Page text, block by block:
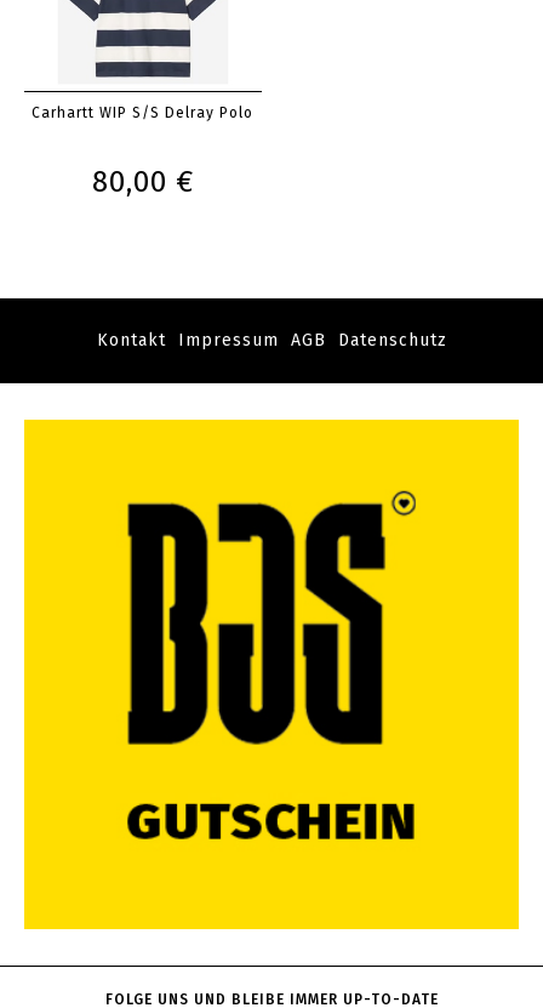
Carhartt WIP S/S Delray Polo
80,00 €
Kontakt Impressum AGB Datenschutz
FOLGE UNS UND BLEIBE IMMER UP-TO-DATE